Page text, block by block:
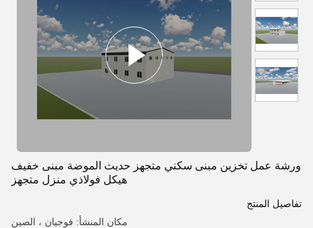
ورشة عمل تخزين مبنى سكني متجهز حديث الموضة مبنى خفيف
هيكل فولاذي منزل متجهز
تفاصيل المنتج
مكان المنشأ: فوجيان ، الصين